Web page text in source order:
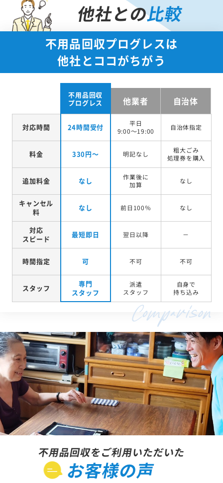
他社との比較
不用品回収プログレスは
他社とココがちがう
不用品回収
プログレス
他業者 自治体
対応時間 24時間受付
平日
9:00～19:00
自治体指定
料金 330円～ 明記なし
粗大ごみ
処理券を購入
追加料金 なし
作業後に
加算
なし
キャンセル
料
なし 前日100％ なし
対応
スピード
最短即日 翌日以降 －
時間指定 可 不可 不可
スタッフ
専門
スタッフ
派遣
スタッフ
自身で
持ち込み
不用品回収をご利用いただいた
お客様の声